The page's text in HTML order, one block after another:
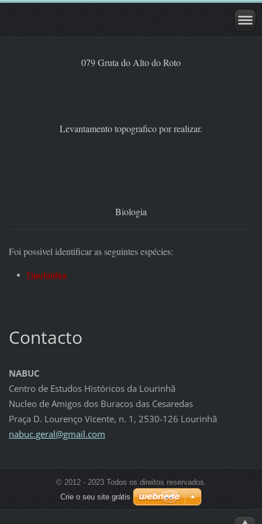
079 Gruta do Alto do Roto
Levantamento topografico por realizar.
Biologia
Foi possivel identificar as seguintes espécies:
Tipuloidea
Contacto
NABUC
Centro de Estudos Históricos da Lourinhã
Nucleo de Amigos dos Buracos das Cesaredas
Praça D. Lourenço Vicente, n. 1, 2530-126 Lourinhã
nabuc.geral@gmail.com
© 2012 - 2023 Todos os direitos reservados.
Crie o seu site grátis